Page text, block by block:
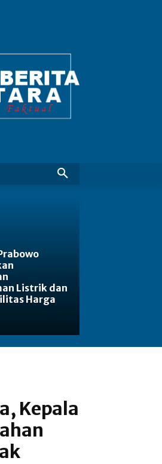
Listrik dan
Harga
Kepala